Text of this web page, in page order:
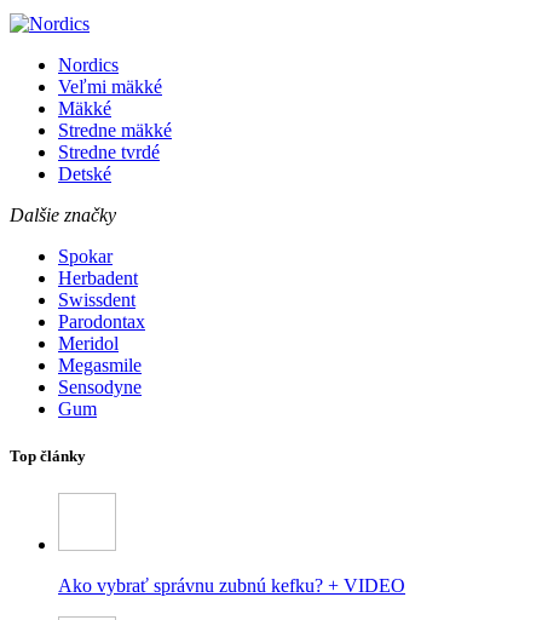
Nordics
Veľmi mäkké
Mäkké
Stredne mäkké
Stredne tvrdé
Detské
Dalšie značky
Spokar
Herbadent
Swissdent
Parodontax
Meridol
Megasmile
Sensodyne
Gum
Top články
Ako vybrať správnu zubnú kefku? + VIDEO